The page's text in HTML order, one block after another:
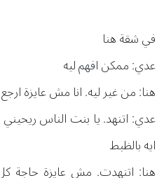
في شقة هنا
عدي: ممكن افهم ليه
هنا: من غير ليه. انا مش عايزة
عدي: اتنهد. يا بنت الناس
ايه بالظبط
هنا: اتنهدت. مش عايزة حاجة